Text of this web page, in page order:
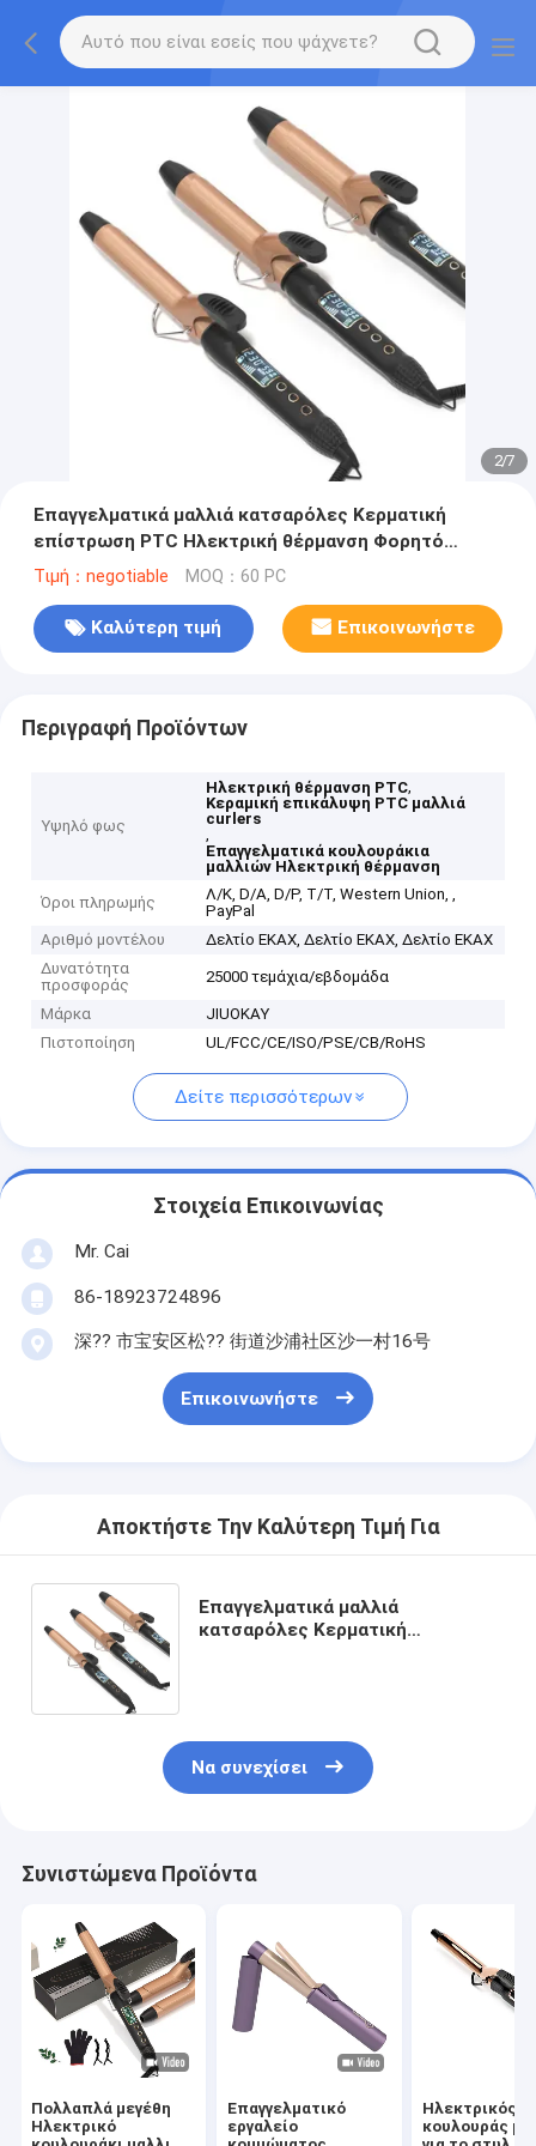
2/7
Επαγγελματικά μαλλιά κατσαρόλες Κερματική
επίστρωση PTC Ηλεκτρική θέρμανση Φορητό
25mm 32mm 38mm
Τιμή：negotiable MOQ：60 PC
Καλύτερη τιμή Επικοινωνήστε
Περιγραφή Προϊόντων
Υψηλό φως
Ηλεκτρική θέρμανση PTC,
Κεραμική επικάλυψη PTC μαλλιά
curlers
,
Επαγγελματικά κουλουράκια
μαλλιών Ηλεκτρική θέρμανση
Όροι πληρωμής
Λ/Κ, D/A, D/P, T/T, Western Union, ,
PayPal
Αριθμό μοντέλου
Δελτίο ΕΚΑΧ, Δελτίο ΕΚΑΧ, Δελτίο ΕΚΑΧ
Δυνατότητα
προσφοράς
25000 τεμάχια/εβδομάδα
Μάρκα
JIUOKAY
Πιστοποίηση
UL/FCC/CE/ISO/PSE/CB/RoHS
Δείτε περισσότερων
Στοιχεία Επικοινωνίας
Mr. Cai
86-18923724896
深?? 市宝安区松?? 街道沙浦社区沙一村16号
Επικοινωνήστε
Αποκτήστε Την Καλύτερη Τιμή Για
Επαγγελματικά μαλλιά
κατσαρόλες Κερματική
Να συνεχίσει
Συνιστώμενα Προϊόντα
Πολλαπλά μεγέθη
Ηλεκτρικό
Επαγγελματικό
εργαλείο
Ηλεκτρικός
κουλουράς